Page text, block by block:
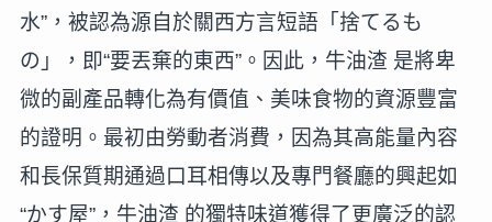
水”，被認為源自於關西方言短語「捨てるも
の」，即“要丟棄的東西”。因此，牛油渣 是將卑
微的副產品轉化為有價值、美味食物的資源豐富
的證明。最初由勞動者消費，因為其高能量內容
和長保質期通過口耳相傳以及專門餐廳的興起如
“かす屋”，牛油渣 的獨特味道獲得了更廣泛的認